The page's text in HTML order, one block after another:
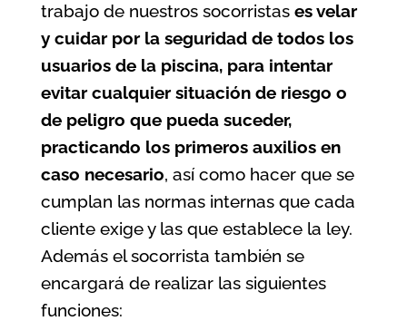
trabajo de nuestros socorristas es velar
y cuidar por la seguridad de todos los
usuarios de la piscina, para intentar
evitar cualquier situación de riesgo o
de peligro que pueda suceder,
practicando los primeros auxilios en
caso necesario, así como hacer que se
cumplan las normas internas que cada
cliente exige y las que establece la ley.
Además el socorrista también se
encargará de realizar las siguientes
funciones: